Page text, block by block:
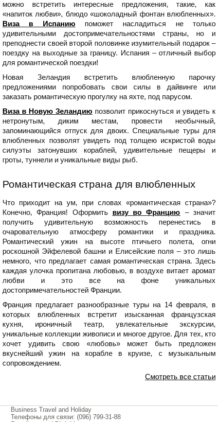
можно встретить интересные предложения, такие, как
«напиток любви», блюдо «шоколадный фонтан влюбленных».
Виза в Испаниюпоможет насладиться не только
удивительными достопримечательностями страны, но и
преподнести своей второй половинке изумительный подарок –
поездку на выходные за границу. Испания – отличный выбор
для романтической поездки!
Новая Зеландия встретить влюбленную парочку
предложениями попробовать свои силы в дайвинге или
заказать романтическую прогулку на яхте, под парусом.
Виза в Новую Зеландию позволит прикоснуться и увидеть к
нетронутым, диким местам, провести необычный,
запоминающийся отпуск для двоих. Специальные туры для
влюбленных позволят увидеть под толщею искристой воды
силуэты затонувших кораблей, удивительные пещеры и
гроты, туннели и уникальные виды рыб.
Романтическая страна для влюбленных
Что приходит на ум, при словах «романтическая страна»?
Конечно, Франция! Оформить визу во Францию – значит
получить удивительную возможность перенестись в
очаровательную атмосферу романтики и праздника.
Романтический ужин на высоте птичьего полета, огни
роскошной Эйфелевой башни и Елисейские поля – это лишь
немного, что предлагает самая романтическая страна. Здесь
каждая улочка пропитана любовью, в воздухе витает аромат
любви и это все на фоне уникальных
достопримечательностей Франции.
Франция предлагает разнообразные туры на 14 февраля, в
которых влюбленных встретит изысканная французская
кухня, ироничный театр, увлекательные экскурсии,
уникальные коллекции живописи и многое другое. Для тех, кто
хочет удивить свою «любовь» может быть предложен
вкуснейший ужин на корабле в круизе, с музыкальным
сопровождением.
Смотреть все статьи
Business Travel and Holiday
Телефоны для связи: (096) 799-31-88